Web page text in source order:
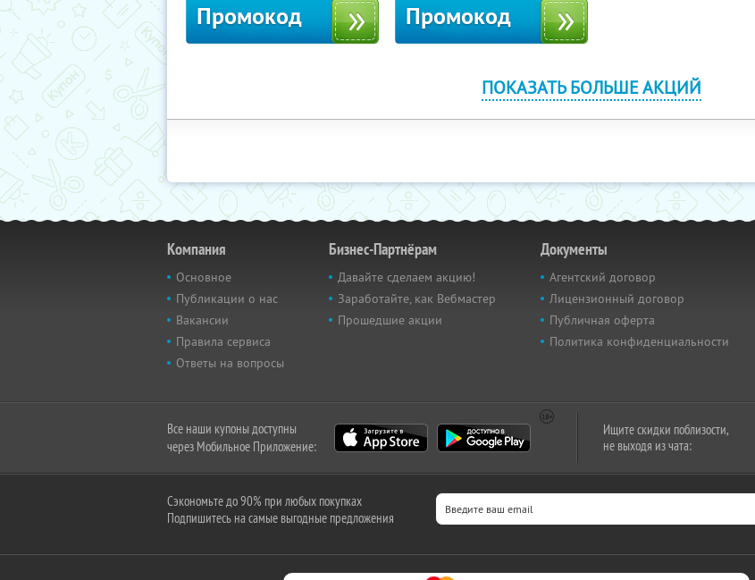
Промокод Промокод
ПОКАЗАТЬ БОЛЬШЕ АКЦИЙ
Компания
Основное
Публикации о нас
Вакансии
Правила сервиса
Ответы на вопросы
Бизнес-Партнёрам
Давайте сделаем акцию!
Заработайте, как Вебмастер
Прошедшие акции
Документы
Агентский договор
Лицензионный договор
Публичная оферта
Политика конфиденциальности
Все наши купоны доступны
через Мобильное Приложение:
Ищите скидки поблизости,
не выходя из чата:
Сэкономьте до 90% при любых покупках
Подпишитесь на самые выгодные предложения